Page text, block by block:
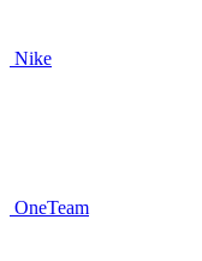
Nike
OneTeam